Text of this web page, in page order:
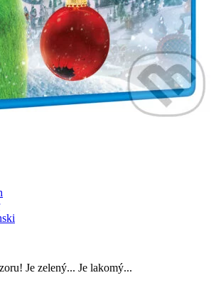
Je zelený... Je lakomý...